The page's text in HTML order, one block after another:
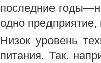
последние
одно
Низок уровень
питания. Так.